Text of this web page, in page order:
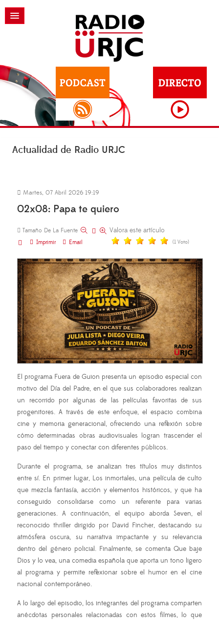
Actualidad de Radio URJC
Martes, 07 Abril 2026 19:19
02x08: Papa te quiero
Tamaño De La Fuente
Imprimir
Email
Valora este artículo
(1 Voto)
El programa Fuera de Guion presenta un episodio especial con
motivo del Día del Padre, en el que sus colaboradores realizan
un recorrido por algunas de las películas favoritas de sus
progenitores. A través de este enfoque, el espacio combina
cine y memoria generacional, ofreciendo una reflexión sobre
cómo determinadas obras audiovisuales logran trascender el
paso del tiempo y conectar con diferentes públicos.
Durante el programa, se analizan tres títulos muy distintos
entre sí. En primer lugar, Los inmortales, una película de culto
que mezcla fantasía, acción y elementos históricos, y que ha
conseguido consolidarse como un referente para varias
generaciones. A continuación, el equipo aborda Seven, el
reconocido thriller dirigido por David Fincher, destacando su
atmósfera oscura, su narrativa impactante y su relevancia
dentro del género policial. Finalmente, se comenta Que baje
Dios y lo vea, una comedia española que aporta un tono ligero
al programa y permite reflexionar sobre el humor en el cine
nacional contemporáneo.
A lo largo del episodio, los integrantes del programa comparten
anécdotas personales relacionadas con estos filmes, lo que